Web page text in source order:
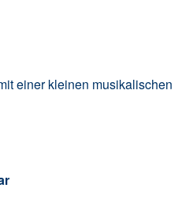
einer kleinen musikalischen